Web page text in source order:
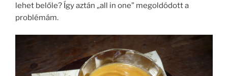
lehet belőle? Így aztán „all in one” megoldódott a
problémám.